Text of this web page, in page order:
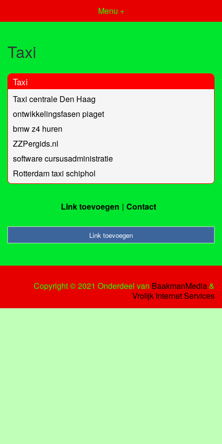
Menu +
Taxi
Taxi
Taxi centrale Den Haag
ontwikkelingsfasen piaget
bmw z4 huren
ZZPergids.nl
software cursusadministratie
Rotterdam taxi schiphol
Link toevoegen Contact
Link toevoegen
Copyright © 2021 Onderdeel van BaakmanMedia&
Vrolijk Internet Services